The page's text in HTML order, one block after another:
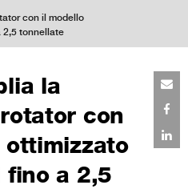
con il modello
2,5 tonnellate
la
con
ottimizzato
fino a 2,5